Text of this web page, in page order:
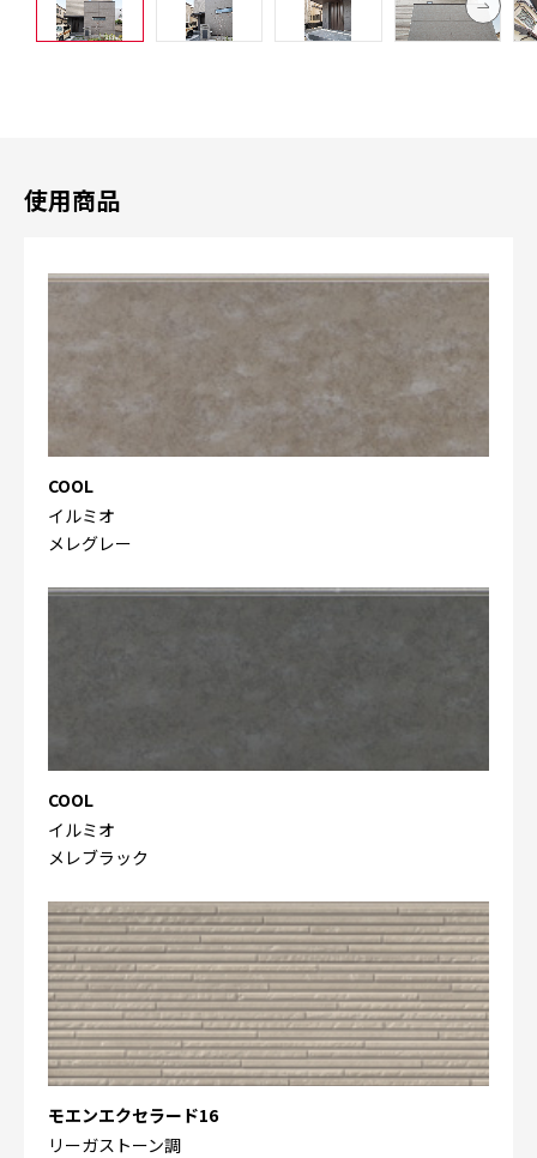
使用商品
COOL
イルミオ
メレグレー
COOL
イルミオ
メレブラック
モエンエクセラード16
リーガストーン調